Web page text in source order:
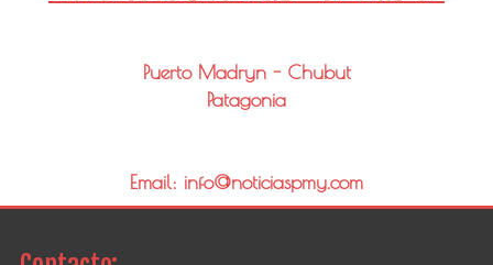
Puerto Madryn - Chubut
Patagonia
Email: info@noticiaspmy.com